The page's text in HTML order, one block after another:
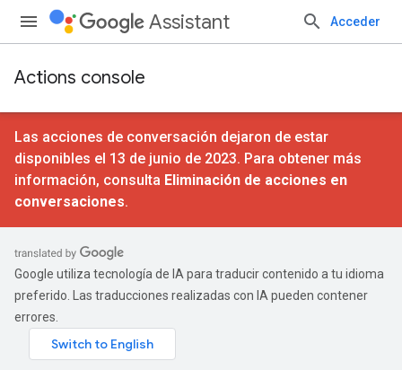
Assistant Acceder
Actions console
Las acciones de conversación dejaron de estar
disponibles el 13 de junio de 2023. Para obtener más
información, consulta Eliminación de acciones en
conversaciones.
Google utiliza tecnología de IA para traducir contenido a tu idioma
preferido. Las traducciones realizadas con IA pueden contener
errores.